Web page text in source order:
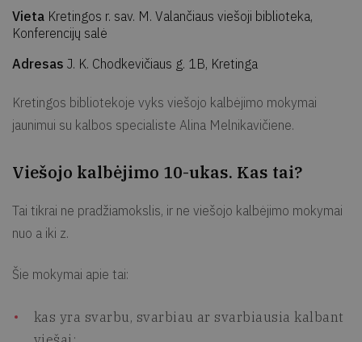
Vieta Kretingos r. sav. M. Valančiaus viešoji biblioteka,
Konferencijų salė
Adresas J. K. Chodkevičiaus g. 1B, Kretinga
Kretingos bibliotekoje vyks viešojo kalbėjimo mokymai
jaunimui su kalbos specialiste Alina Melnikavičiene.
Viešojo kalbėjimo 10-ukas. Kas tai?
Tai tikrai ne pradžiamokslis, ir ne viešojo kalbėjimo mokymai
nuo a iki z.
Šie mokymai apie tai:
kas yra svarbu, svarbiau ar svarbiausia kalbant